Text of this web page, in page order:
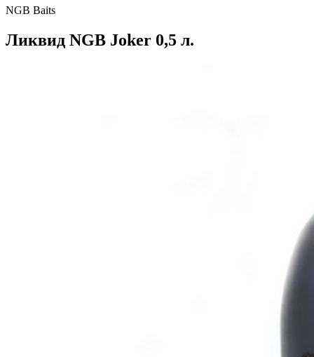
NGB Baits
Ликвид NGB Joker 0,5 л.